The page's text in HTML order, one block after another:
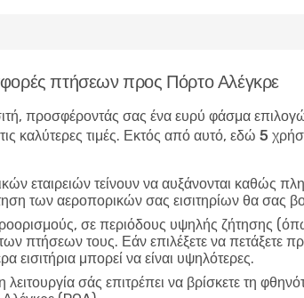
πτήσεων προς Πόρτο Αλέγκρε
προσφέροντάς σας ένα ευρύ φάσμα επιλογών
καλύτερες τιμές. Εκτός από αυτό, εδώ 5
εταιρειών τείνουν να αυξάνονται καθώς
των αεροπορικών σας εισιτηρίων θα σας
σε περιόδους υψηλής ζήτησης
πτήσεων τους. Εάν επιλέξετε να πετάξετε
εισιτήρια μπορεί να είναι υψηλότερες.
λειτουργία σάς επιτρέπει να βρίσκετε τη